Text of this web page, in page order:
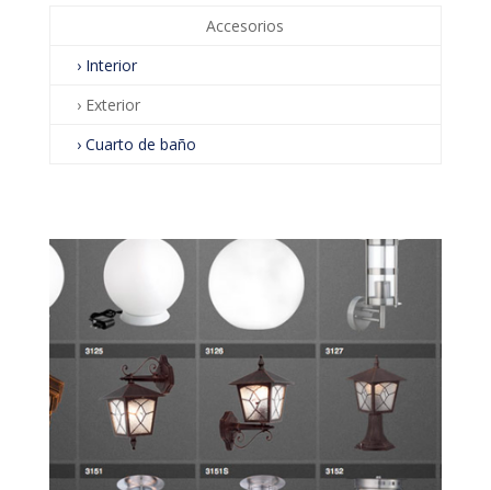
Accesorios
› Interior
› Exterior
› Cuarto de baño